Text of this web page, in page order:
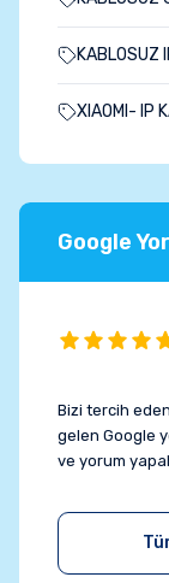
KABLOSUZ
XIAOMI- IP
Google
Bizi tercih eden
gelen Google
ve yorum